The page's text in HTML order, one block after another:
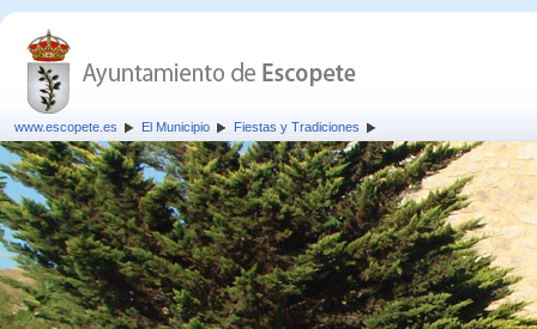
www.escopete.es El Municipio Fiestas y Tradiciones